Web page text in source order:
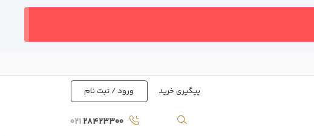
پیگیری خرید ورود / ثبت نام
۲۸۴۲۳۳۰۰ ۰۲۱